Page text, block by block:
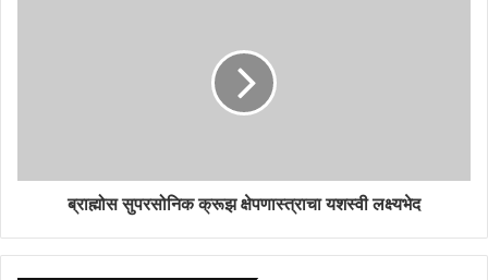
ब्राह्मोस सुपरसोनिक क्रूझ क्षेपणास्त्राचा यशस्वी लक्ष्यभेद